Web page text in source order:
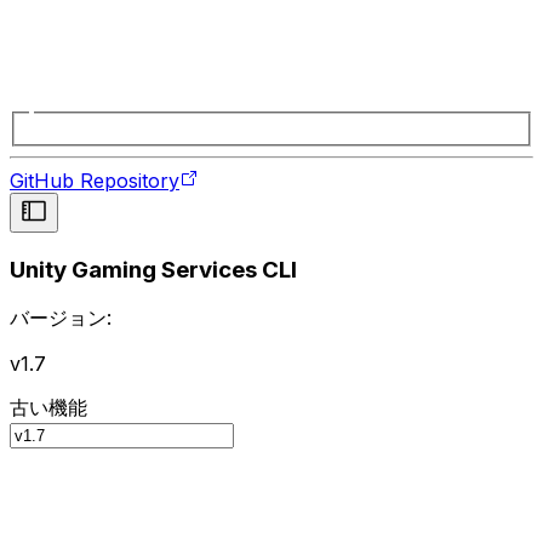
GitHub Repository
Unity Gaming Services CLI
バージョン:
v1.7
古い機能